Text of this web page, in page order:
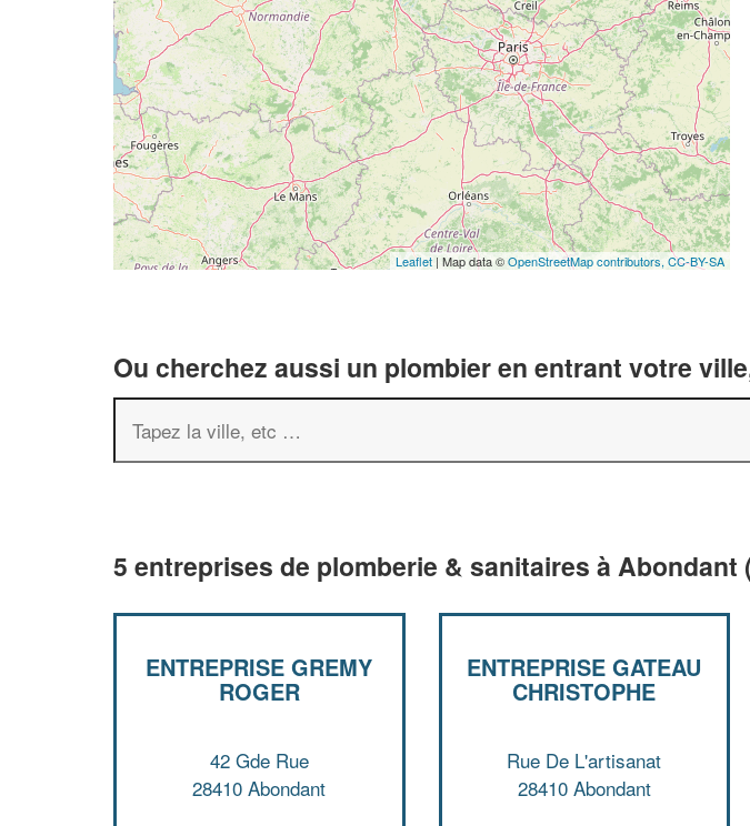
Leaflet | Map data ©OpenStreetMap contributors, CC-BY-SA
Ou cherchez aussi un plombier en entrant votre
5 entreprises de plomberie & sanitaires à Abondant
ENTREPRISE GREMY
ROGER
42 Gde Rue
28410 Abondant
ENTREPRISE GATEAU
CHRISTOPHE
Rue De L'artisanat
28410 Abondant